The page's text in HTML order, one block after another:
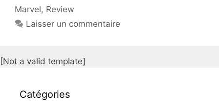
Marvel, Review
Laisser un commentaire
[Not a valid template]
Catégories